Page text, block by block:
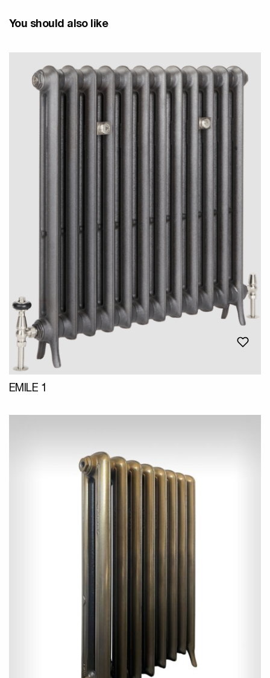
You should also like
EMILE 1